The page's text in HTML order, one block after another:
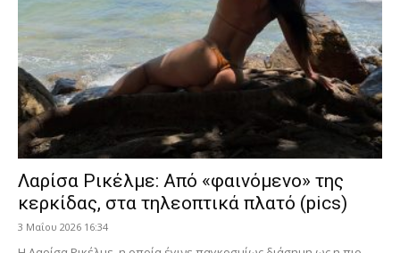
Λαρίσα Ρικέλμε: Από «φαινόμενο» της
κερκίδας, στα τηλεοπτικά πλατό (pics)
3 Μαΐου 2026 16:34